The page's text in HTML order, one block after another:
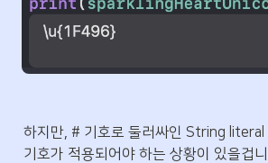
하지만, # 기호로 둘러싸인 String literal
기호가 적용되어야 하는 상황이 있을겁